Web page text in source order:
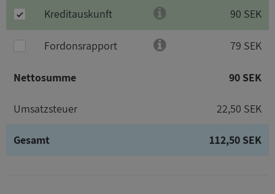
Kreditauskunft 90 SEK
Fordonsrapport 79 SEK
Nettosumme 90 SEK
Umsatzsteuer 22,50 SEK
Gesamt 112,50 SEK